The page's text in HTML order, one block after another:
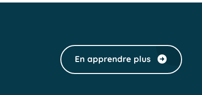
En apprendre plus